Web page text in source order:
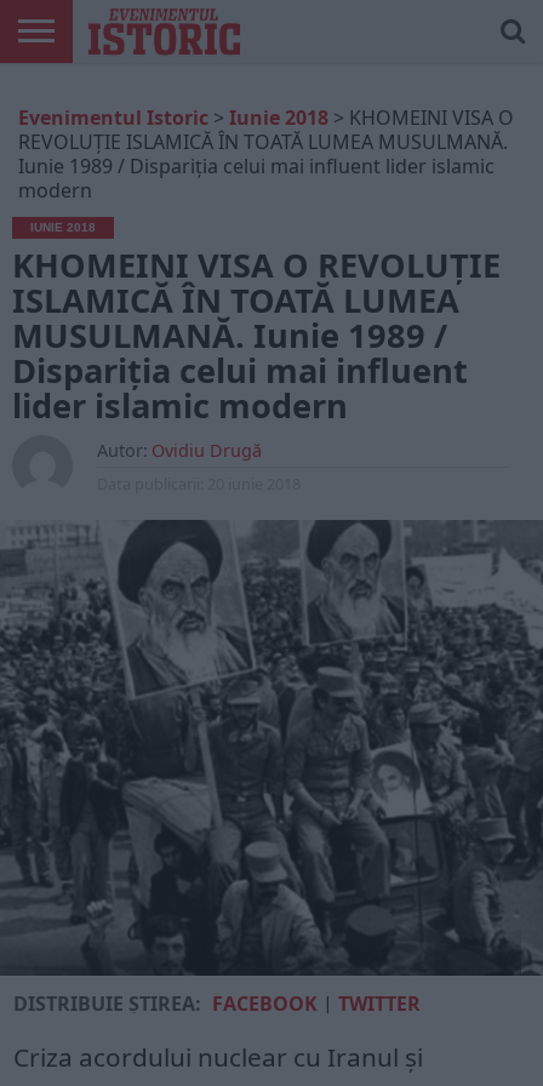
ONLINE
EDIȚII
TIPĂRITE
ISTORIC
PLAY
CONTUL
MEU
Evenimentul Istoric > Iunie 2018 > KHOMEINI VISA O
REVOLUȚIE ISLAMICĂ ÎN TOATĂ LUMEA MUSULMANĂ.
Iunie 1989 / Dispariția celui mai influent lider islamic
modern
IUNIE 2018
KHOMEINI VISA O REVOLUȚIE
ISLAMICĂ ÎN TOATĂ LUMEA
MUSULMANĂ. Iunie 1989 /
Dispariția celui mai influent
lider islamic modern
Autor: Ovidiu Drugă
DISTRIBUIE ȘTIREA: FACEBOOK |TWITTER
Criza acordului nuclear cu Iranul și